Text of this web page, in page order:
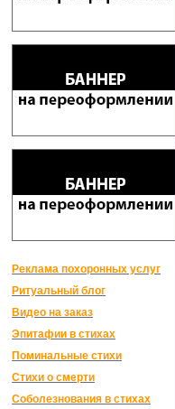
Реклама похоронных услуг
Ритуальный блог
Видео на заказ
Эпитафии в стихах
Поминальные стихи
Стихи о смерти
Соболезнования в стихах